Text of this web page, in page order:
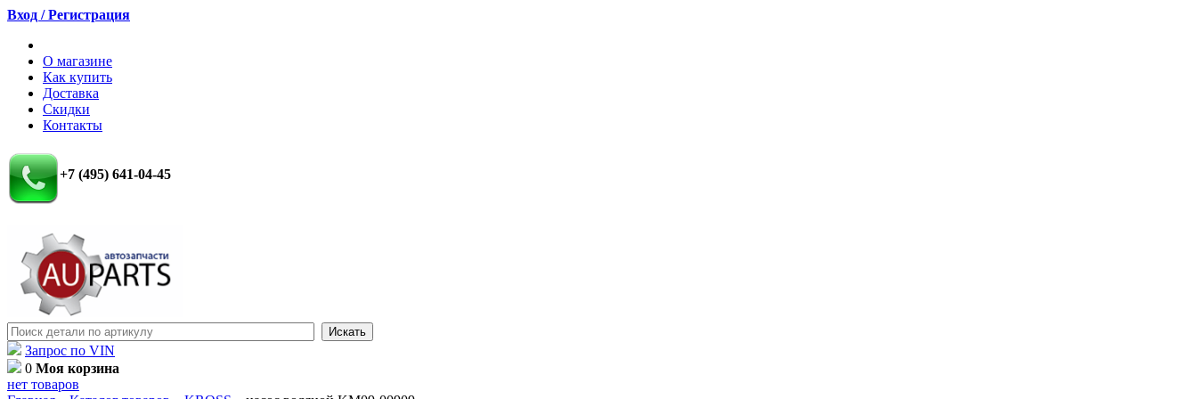
Вход / Регистрация
О магазине
Как купить
Доставка
Скидки
Контакты
+7 (495) 641-04-45
Запрос по VIN
0 Моя корзина
нет товаров